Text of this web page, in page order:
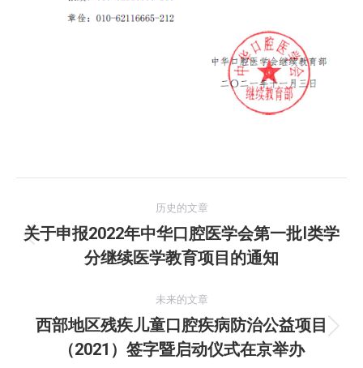
章
历史的文章
历
史
文
章：
关于申报2022年中华口腔医学会第一批Ⅰ类学
分继续医学教育项目的通知
未来的文章
未
来
西部地区残疾儿童口腔疾病防治公益项目
（2021）签字暨启动仪式在京举办